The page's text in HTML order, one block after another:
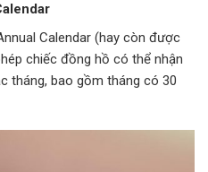
Calendar (hay còn được
chiếc đồng hồ có thể nhận
tháng, bao gồm tháng có 30